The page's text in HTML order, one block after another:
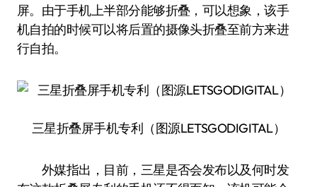
屏。由于手机上半部分能够折叠，可以想象，该手
机自拍的时候可以将后置的摄像头折叠至前方来进
行自拍。
三星折叠屏手机专利（图源LETSGODIGITAL）
外媒指出，目前，三星是否会发布以及何时发